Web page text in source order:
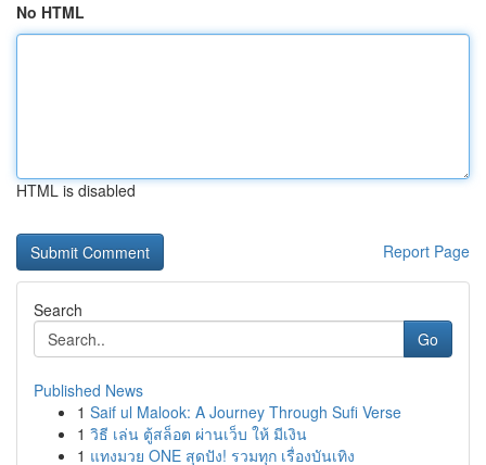
No HTML
HTML is disabled
Report Page
Search
Go
Published News
1 Saif ul Malook: A Journey Through Sufi Verse
1 วิธี เล่น ตู้สล็อต ผ่านเว็บ ให้ มีเงิน
1 แทงมวย ONE สุดปัง! รวมทุก เรื่องบันเทิง